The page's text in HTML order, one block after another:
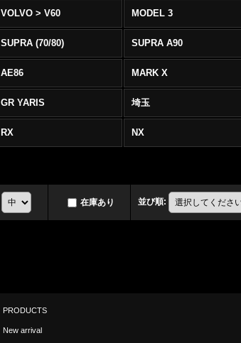
VOLVO > V60 MODEL 3
SUPRA (70/80) SUPRA A90
AE86 MARK X
GR YARIS 埼玉
RX NX
在庫あり 並び順:
PRODUCTS
New arrival